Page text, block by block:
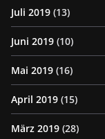
Juli 2019 (13)
Juni 2019 (10)
Mai 2019 (16)
April 2019 (15)
März 2019 (28)